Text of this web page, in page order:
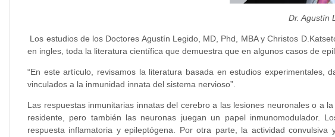
Dr. Agustín
Los estudios de los Doctores Agustín Legido, MD, Phd, MBA y Christos
en ingles, toda la literatura científica que demuestra que en algunos casos de
“En este artículo, revisamos la literatura basada en estudios
vinculados a la inmunidad innata del sistema nervioso”.
Las respuestas inmunitarias innatas del cerebro a las lesiones neuronales o a
residente, pero también las neuronas juegan un papel inmunomodulador.
respuesta inflamatoria y epileptógena. Por otra parte, la actividad